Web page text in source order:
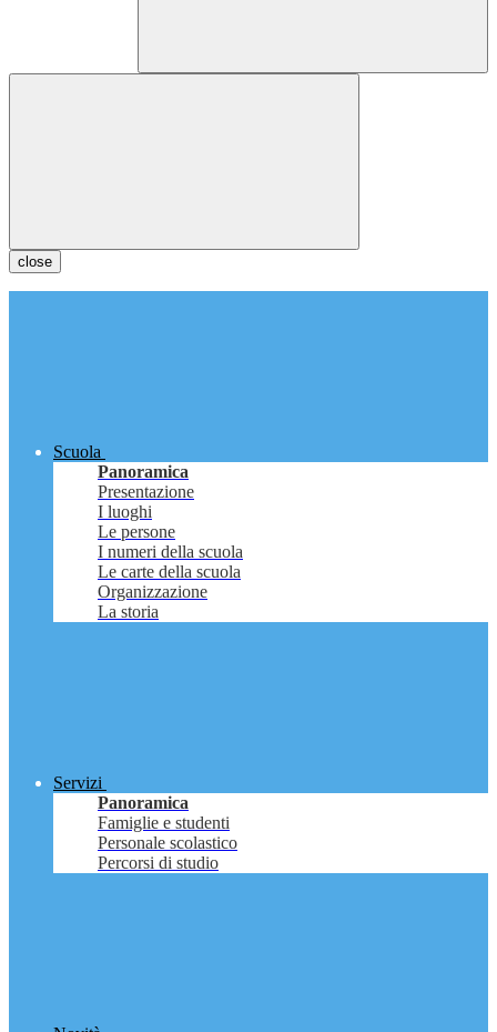
close
Scuola
Panoramica
Presentazione
I luoghi
Le persone
I numeri della scuola
Le carte della scuola
Organizzazione
La storia
Servizi
Panoramica
Famiglie e studenti
Personale scolastico
Percorsi di studio